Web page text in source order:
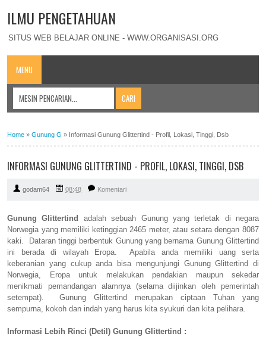
ILMU PENGETAHUAN
SITUS WEB BELAJAR ONLINE - WWW.ORGANISASI.ORG
MENU
Home » Gunung G » Informasi Gunung Glittertind - Profil, Lokasi, Tinggi, Dsb
INFORMASI GUNUNG GLITTERTIND - PROFIL, LOKASI, TINGGI, DSB
godam64 08:48 Komentari
Gunung Glittertind
adalah sebuah Gunung yang terletak di negara
Norwegia yang memiliki ketinggian 2465 meter, atau setara dengan 8087
kaki. Dataran tinggi berbentuk Gunung yang bernama Gunung Glittertind
ini berada di wilayah Eropa. Apabila anda memiliki uang serta
keberanian yang cukup anda bisa mengunjungi Gunung Glittertind di
Norwegia, Eropa untuk melakukan pendakian maupun sekedar
menikmati pemandangan alamnya (selama diijinkan oleh pemerintah
setempat). Gunung Glittertind merupakan ciptaan Tuhan yang
sempurna, kokoh dan indah yang harus kita syukuri dan kita pelihara.
Informasi Lebih Rinci (Detil) Gunung Glittertind :